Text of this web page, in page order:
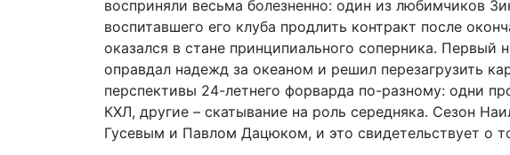
восприняли весьма болезненно: один из любимчиков
воспитавшего его клуба продлить контракт после
оказался в стане принципиального соперника.
оправдал надежд за океаном и решил перезагрузить
перспективы 24-летнего форварда по-разному: одни
КХЛ, другие – скатывание на роль середняка. Сезон
Гусевым и Павлом Дацюком, и это свидетельствует о